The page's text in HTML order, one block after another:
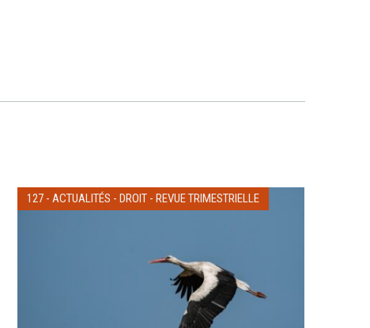
127- ACTUALITÉS - DROIT- REVUE TRIMESTRIELLE